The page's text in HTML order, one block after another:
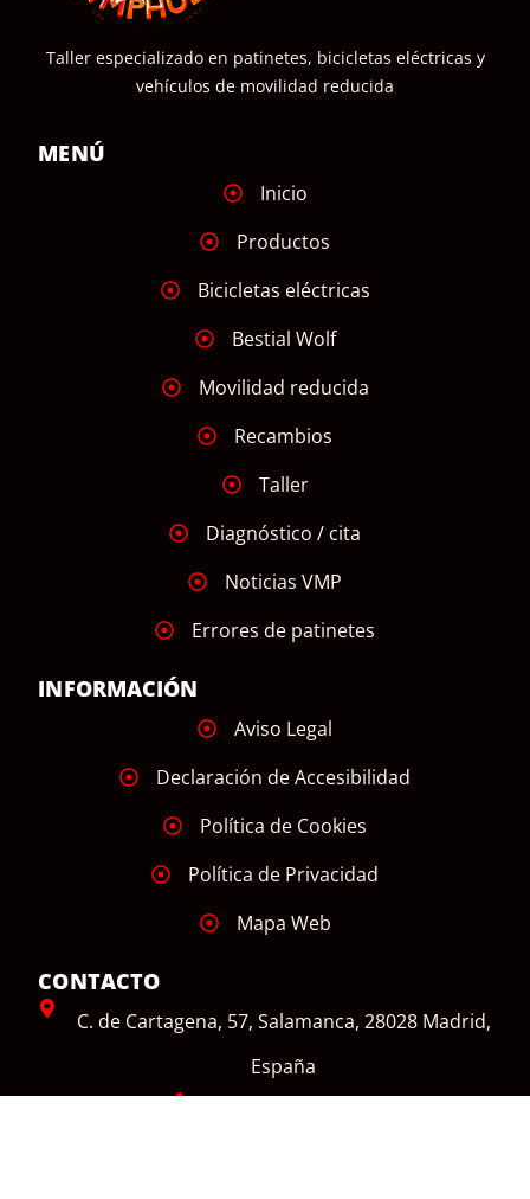
Taller especializado en patinetes, bicicletas eléctricas y
vehículos de movilidad reducida
MENÚ
Inicio
Productos
Bicicletas eléctricas
Bestial Wolf
Movilidad reducida
Recambios
Taller
Diagnóstico / cita
Noticias VMP
Errores de patinetes
INFORMACIÓN
Aviso Legal
Declaración de Accesibilidad
Política de Cookies
Política de Privacidad
Mapa Web
CONTACTO
C. de Cartagena, 57, Salamanca, 28028 Madrid,
España